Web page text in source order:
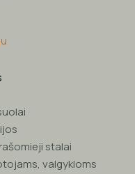
stalai
valgykloms